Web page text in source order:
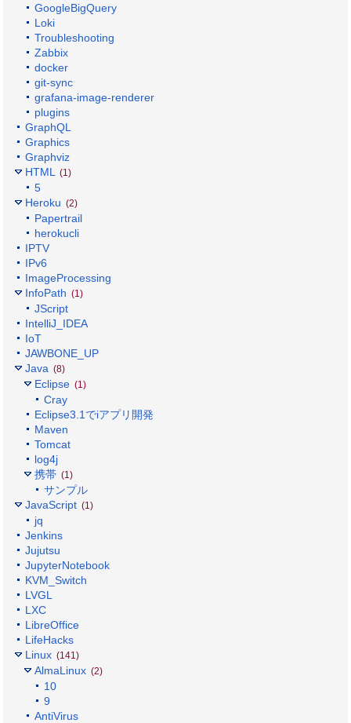
GoogleBigQuery
Loki
Troubleshooting
Zabbix
docker
git-sync
grafana-image-renderer
plugins
GraphQL
Graphics
Graphviz
HTML
(1)
5
Heroku (2)
Papertrail
herokucli
IPTV
IPv6
ImageProcessing
InfoPath (1)
JScript
IntelliJ_IDEA
IoT
JAWBONE_UP
Java (8)
Eclipse (1)
Cray
Eclipse3.1でiアプリ開発
Maven
Tomcat
log4j
携帯 (1)
サンプル
JavaScript (1)
jq
Jenkins
Jujutsu
JupyterNotebook
KVM_Switch
LVGL
LXC
LibreOffice
LifeHacks
Linux (141)
AlmaLinux (2)
10
9
AntiVirus